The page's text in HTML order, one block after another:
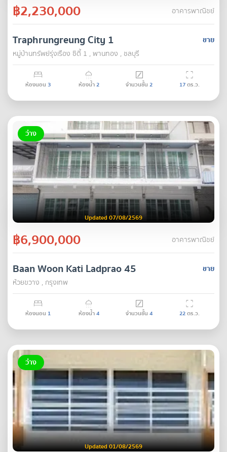
฿2,230,000 อาคารพาณิชย์
ขาย
Traphrungreung City 1
หมู่บ้านทรัพย์รุ่งเรือง ซิตี้ 1 , พานทอง , ชลบุรี
ห้องนอน 3 ห้องน้ำ2 จำนวนชั้น 2 17ตร.ว.
ว่าง
Updated 07/08/2569
฿6,900,000 อาคารพาณิชย์
ขาย
Baan Woon Kati Ladprao 45
ห้วยขวาง , กรุงเทพ
ห้องนอน 1 ห้องน้ำ4 จำนวนชั้น 4 22ตร.ว.
ว่าง
Updated 01/08/2569